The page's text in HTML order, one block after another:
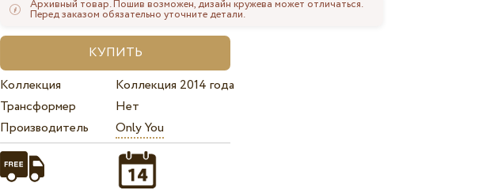
Архивный товар. Пошив возможен, дизайн кружева может отличаться.
Перед заказом обязательно уточните детали.
Коллекция
Коллекция 2014 года
Трансформер
Нет
Производитель
Only You